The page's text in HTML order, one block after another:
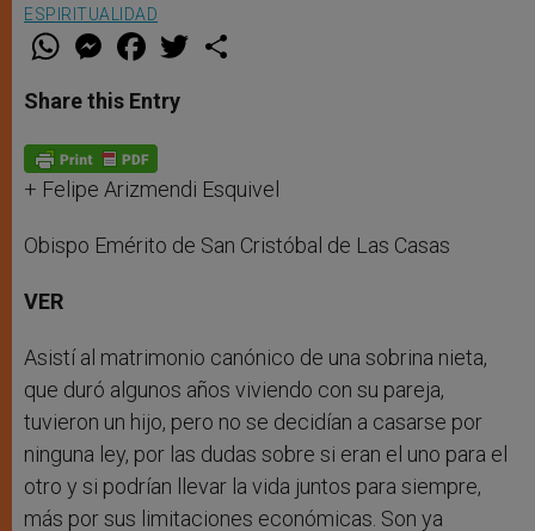
ESPIRITUALIDAD
W
t
s
p
p
M
e
s
e
g
e
r
F
a
e
b
o
k
w
Share this Entry
+ Felipe Arizmendi Esquivel
Obispo Emérito de San Cristóbal de Las Casas
VER
Asistí al matrimonio canónico de una sobrina nieta,
que duró algunos años viviendo con su pareja,
tuvieron un hijo, pero no se decidían a casarse por
ninguna ley, por las dudas sobre si eran el uno para el
otro y si podrían llevar la vida juntos para siempre,
más por sus limitaciones económicas. Son ya